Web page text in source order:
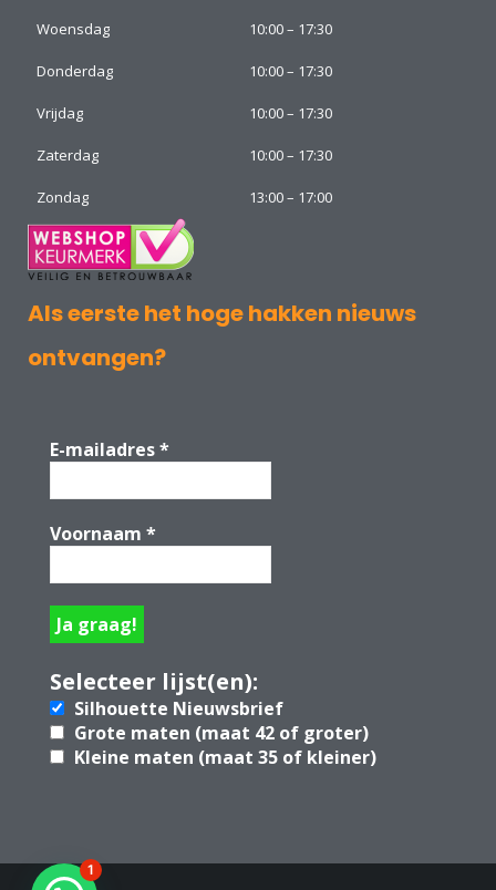
Woensdag 10:00 – 17:30
Donderdag 10:00 – 17:30
Vrijdag 10:00 – 17:30
Zaterdag 10:00 – 17:30
Zondag 13:00 – 17:00
Als eerste het hoge hakken nieuws
ontvangen?
E-mailadres*
Voornaam *
Selecteer lijst(en):
Silhouette Nieuwsbrief
Grote maten (maat 42 of groter)
Kleine maten (maat 35 of kleiner)
1